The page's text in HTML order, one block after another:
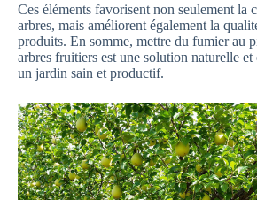
Ces éléments favorisent non seulement la
arbres, mais améliorent également la
produits. En somme, mettre du fumier au
arbres fruitiers est une solution naturelle
un jardin sain et productif.